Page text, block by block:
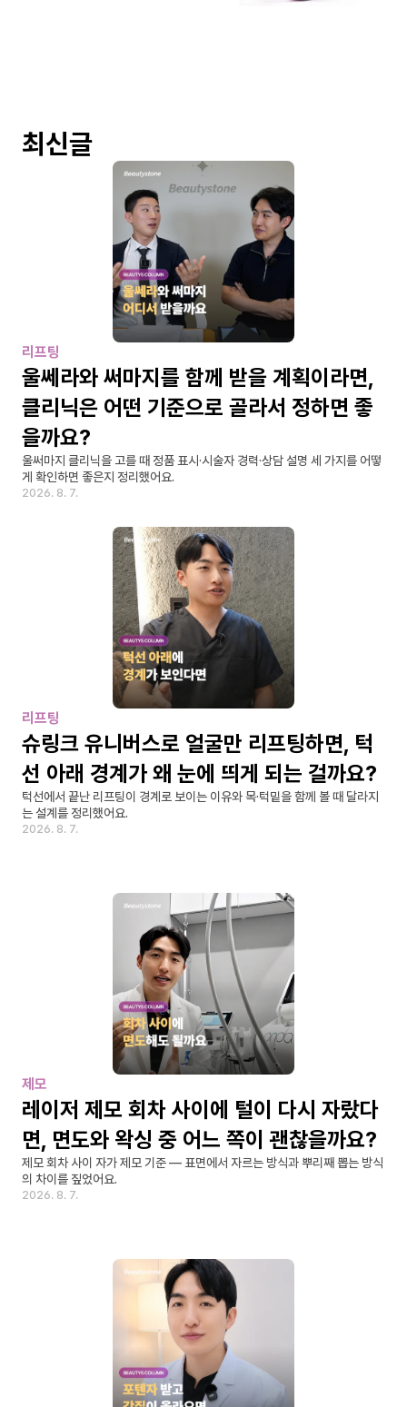
최신글
리프팅
울쎄라와 써마지를 함께 받을 계획이라면,
클리닉은 어떤 기준으로 골라서 정하면 좋
을까요?
울써마지 클리닉을 고를 때 정품 표시·시술자 경력·상담 설명 세 가지를 어떻
게 확인하면 좋은지 정리했어요.
2026. 8. 7.
리프팅
슈링크 유니버스로 얼굴만 리프팅하면, 턱
선 아래 경계가 왜 눈에 띄게 되는 걸까요?
턱선에서 끝난 리프팅이 경계로 보이는 이유와 목·턱밑을 함께 볼 때 달라지
는 설계를 정리했어요.
2026. 8. 7.
제모
레이저 제모 회차 사이에 털이 다시 자랐다
면, 면도와 왁싱 중 어느 쪽이 괜찮을까요?
제모 회차 사이 자가 제모 기준 — 표면에서 자르는 방식과 뿌리째 뽑는 방식
의 차이를 짚었어요.
2026. 8. 7.